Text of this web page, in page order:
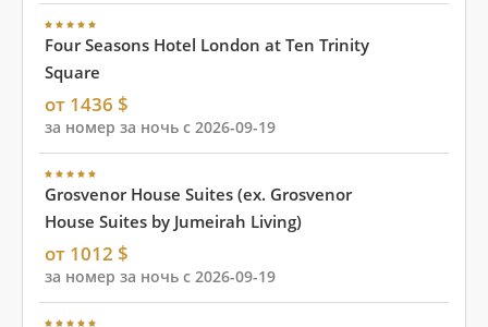
Four Seasons Hotel London at Ten Trinity
Square
от 1436 $
за номер за ночь с 2026-09-19
Grosvenor House Suites (ex. Grosvenor
House Suites by Jumeirah Living)
от 1012 $
за номер за ночь с 2026-09-19